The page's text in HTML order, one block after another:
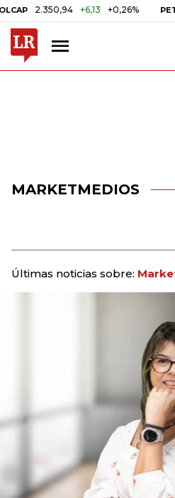
2.350,94 +6,13 +0,26%
MARKETMEDIOS
Últimas noticias sobre: